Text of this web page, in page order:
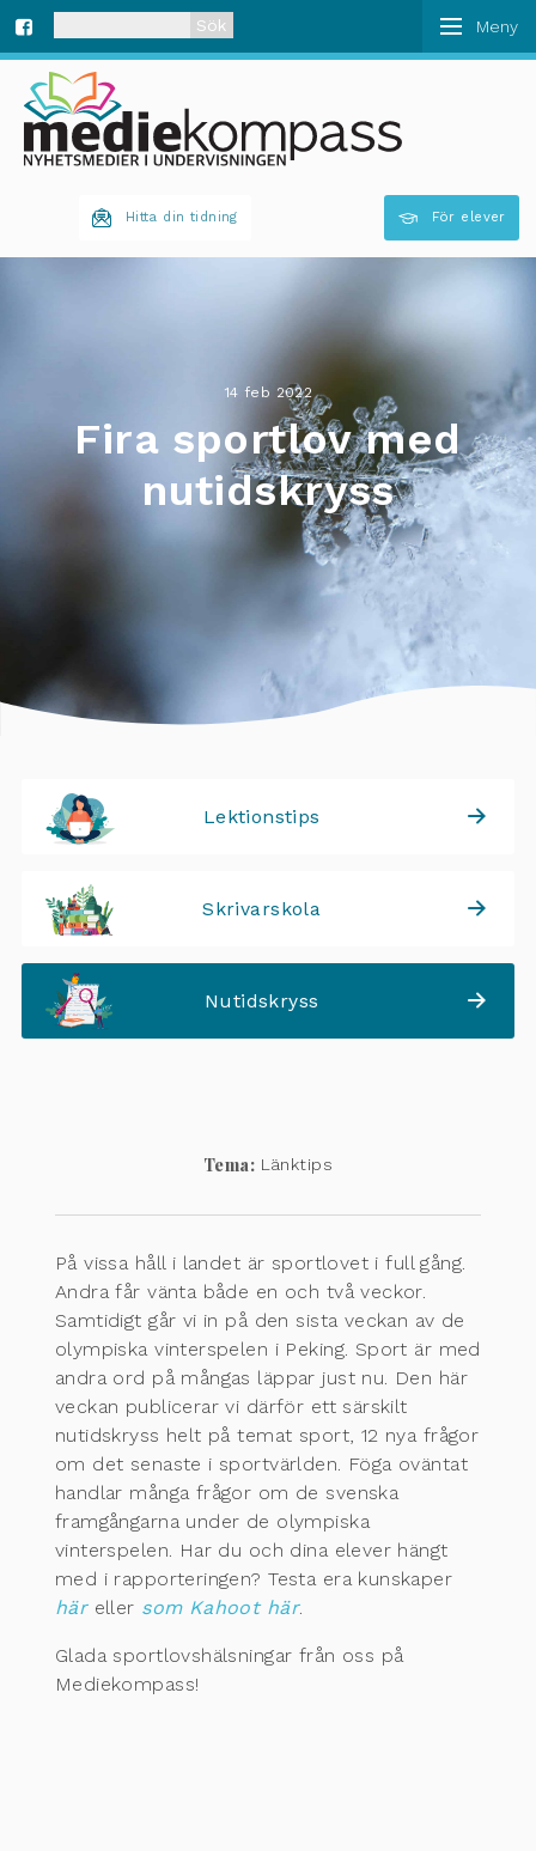
ce
När automatisk komplettering av resultat är
Hitta din tidning För elever
14 feb 2022
Fira sportlov med
nutidskryss
Lektionstips
Skrivarskola
Nutidskryss
Tema: Länktips
På vissa håll i landet är sportlovet i full gång.
Andra får vänta både en och två veckor.
Samtidigt går vi in på den sista veckan av de
olympiska vinterspelen i Peking. Sport är med
andra ord på mångas läppar just nu. Den här
veckan publicerar vi därför ett särskilt
nutidskryss helt på temat sport, 12 nya frågor
om det senaste i sportvärlden. Föga oväntat
handlar många frågor om de svenska
framgångarna under de olympiska
vinterspelen. Har du och dina elever hängt
med i rapporteringen? Testa era kunskaper
häreller som Kahoot här.
Glada sportlovshälsningar från oss på
Mediekompass!